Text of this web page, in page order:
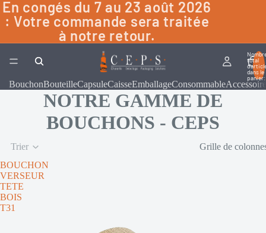
En congés du 7 au 23 août 2026
: Votre commande sera traitée
à notre retour.
total
dans le
BouchonBouteilleCapsuleCaisseEmballageConsommableAccessoire
NOTRE GAMME DE
BOUCHONS - CEPS
Trier
Grille de
BOUCHON
VERSEUR
TETE
BOIS
T31